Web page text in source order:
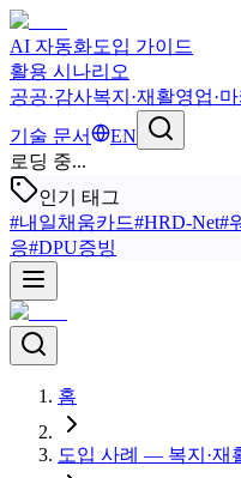
AI 자동화도입 가이드
활용 시나리오
공공·감사복지·재활영업·
기술 문서
EN
로딩 중...
인기 태그
#내일채움카드#HRD-Net#
응#DPU증빙
홈
도입 사례 — 복지·재